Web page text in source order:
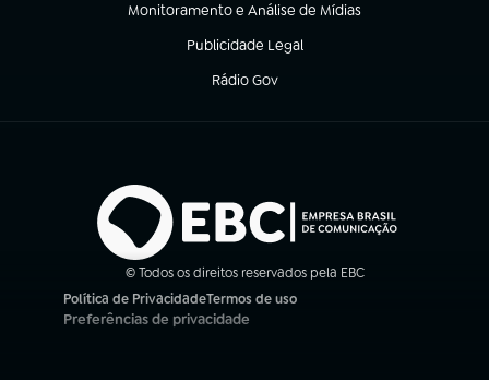
Monitoramento e Análise de Mídias
(abre em nova aba)
Publicidade Legal
(abre em nova aba)
Rádio Gov
(abre em nova aba)
© Todos os direitos reservados pela EBC
Política de Privacidade
(abre em nova aba)
Termos de uso
(abre em nova aba)
Preferências de privacidade